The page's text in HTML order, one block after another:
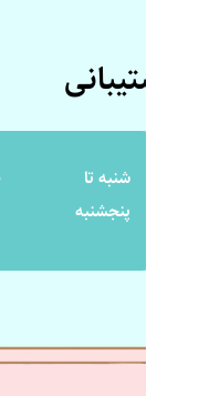
پشتیبانی
شنبه تا
پنجشنبه